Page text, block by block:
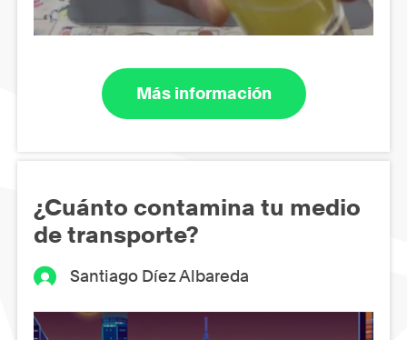
Más información
¿Cuánto contamina tu medio
de transporte?
Santiago Díez Albareda